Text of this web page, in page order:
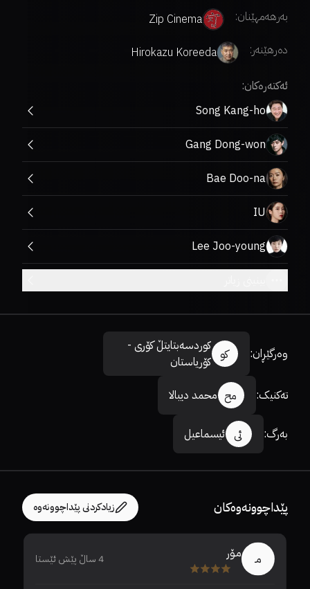
بەرهەمهێنان:
Zip Cinema
دەرهێنەر:
Hirokazu Koreeda
ئەکتەرەکان:
Song Kang-ho
Gang Dong-won
Bae Doo-na
IU
Lee Joo-young
وەرگێڕان: کو
کوردسەبتایتڵ کۆری -
کۆریاستان
تەکنیک: مح محمد دیبالا
بەرگ: ئی ئیسماعیل
پێداچوونەوەکان زیادکردنی پێداچوونەوە
مـ مـۆر 4 ساڵ پێش ئێستا